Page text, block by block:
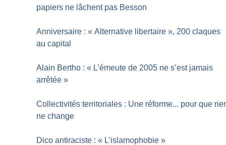
papiers ne lâchent pas Besson
Anniversaire : « Alternative libertaire », 200 claques
au capital
Alain Bertho : « L’émeute de 2005 ne s’est jamais
arrêtée »
Collectivités territoriales : Une réforme... pour que
ne change
Dico antiraciste : « L’islamophobie »